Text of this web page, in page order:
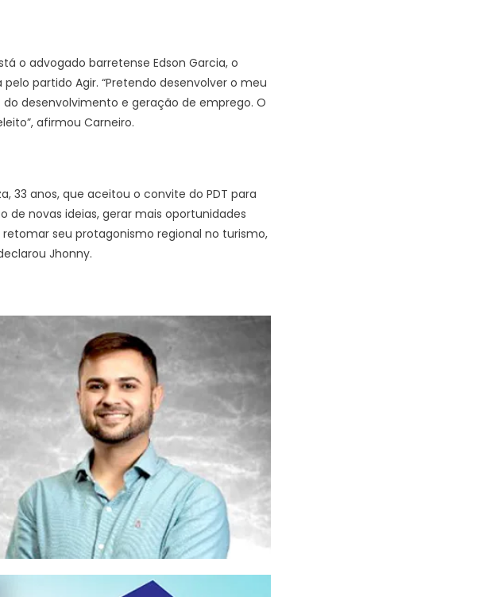
o advogado barretense Edson Garcia, o
partido Agir. “Pretendo desenvolver o meu
desenvolvimento e geração de emprego. O
afirmou Carneiro.
33 anos, que aceitou o convite do PDT para
novas ideias, gerar mais oportunidades
seu protagonismo regional no turismo,
Jhonny.